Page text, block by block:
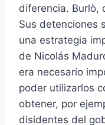
diferencia. Burlò,
Sus detenciones
una estrategia
de Nicolás
era necesario
poder utilizarlos
obtener, por
disidentes del